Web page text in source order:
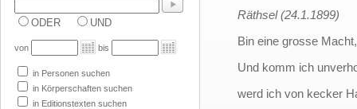
ODER UND
von bis
in Personen suchen
in Körperschaften suchen
in Editionstexten suchen
Räthsel (24.1.1899)
Bin eine grosse
Und komm ich
werd ich von kecker